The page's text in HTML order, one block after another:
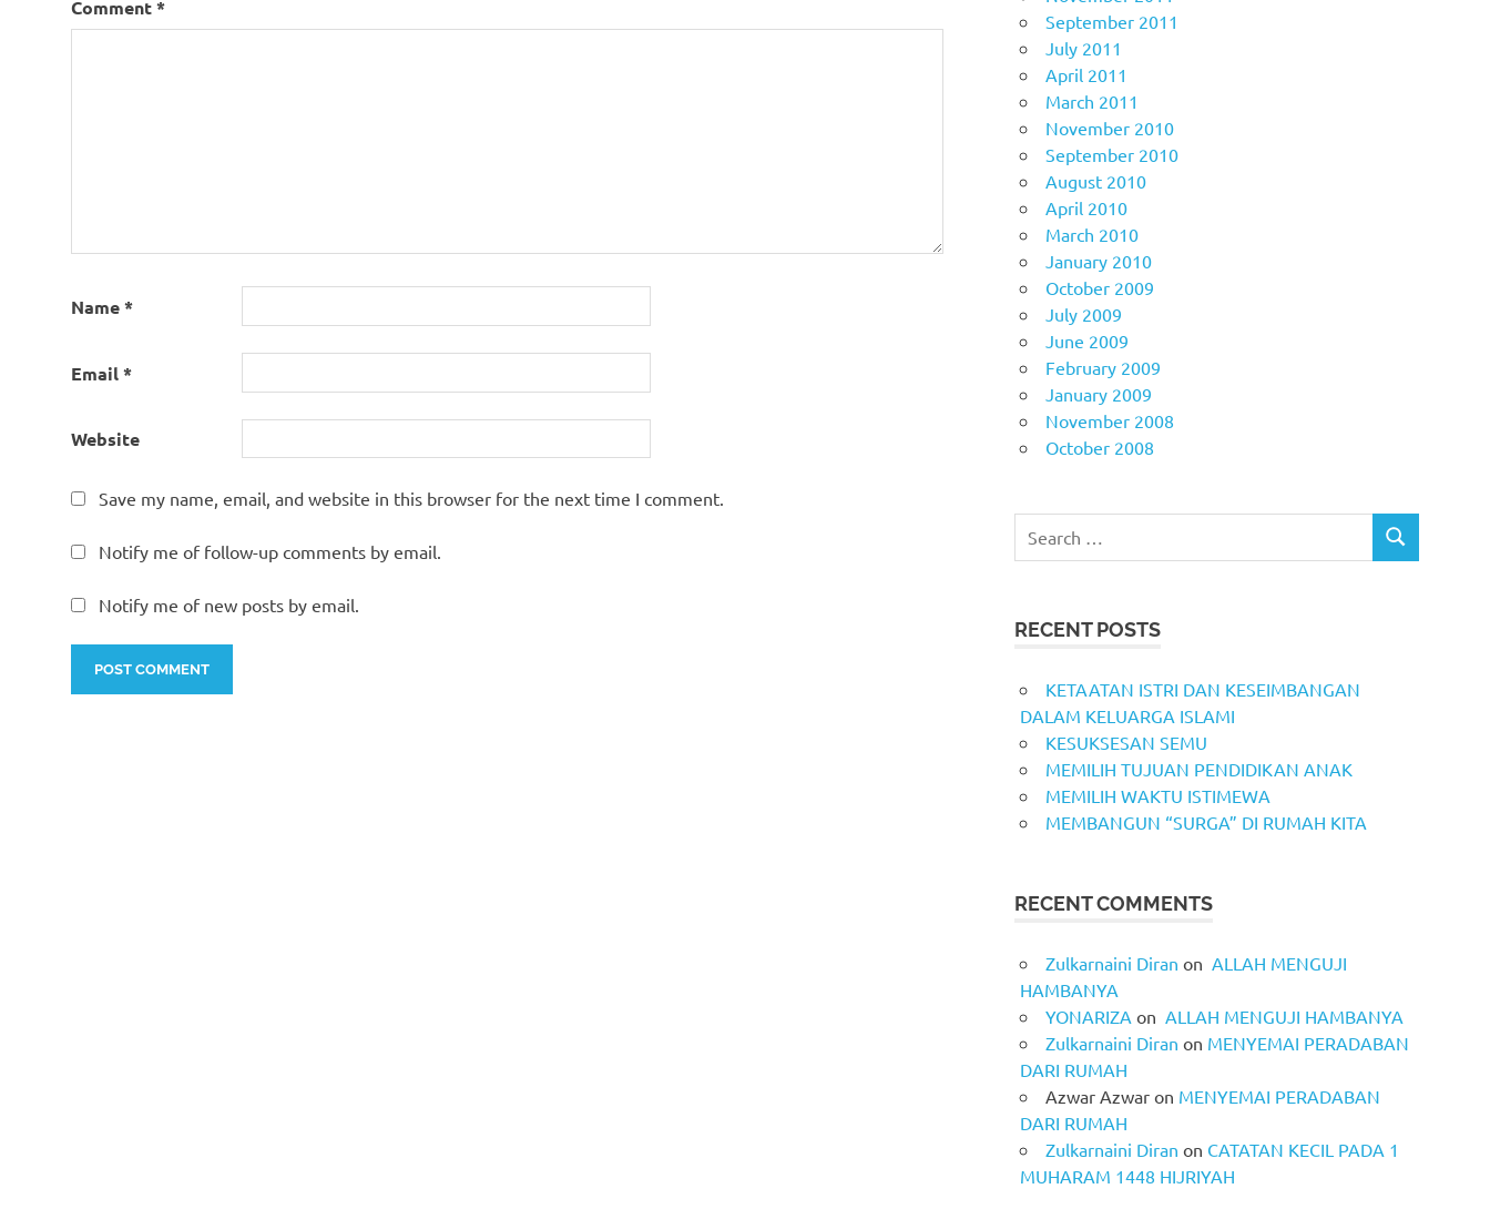
Comment*
Name*
Email*
Website
Save my name, email, and website in this browser for the next time I comment.
Notify me of follow-up comments by email.
Notify me of new posts by email.
September 2011
July 2011
April 2011
March 2011
November 2010
September 2010
August 2010
April 2010
March 2010
January 2010
October 2009
July 2009
June 2009
February 2009
January 2009
November 2008
October 2008
for:
SEARCH
RECENT POSTS
KETAATAN ISTRI DAN KESEIMBANGAN
DALAM KELUARGA ISLAMI
KESUKSESAN SEMU
MEMILIH TUJUAN PENDIDIKAN ANAK
MEMILIH WAKTU ISTIMEWA
MEMBANGUN “SURGA” DI RUMAH KITA
RECENT COMMENTS
Zulkarnaini Diran on ALLAH MENGUJI
HAMBANYA
YONARIZA on ALLAH MENGUJI HAMBANYA
Zulkarnaini Diran on MENYEMAI PERADABAN
DARI RUMAH
Azwar Azwar on MENYEMAI PERADABAN
DARI RUMAH
Zulkarnaini Diran on CATATAN KECIL PADA 1
MUHARAM 1448 HIJRIYAH